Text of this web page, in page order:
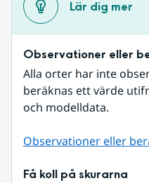
Lär dig mer
Observationer eller
Alla orter har inte
beräknas ett värde
och modelldata.
Observationer eller
Få koll på skurarna